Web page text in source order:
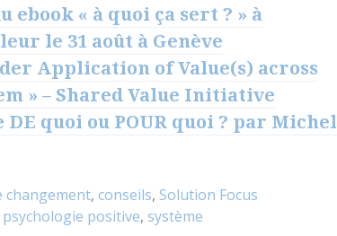
« à quoi ça sert ? » à
le 31 août à Genève
Application of Value(s) across
» – Shared Value Initiative
quoi ou POUR quoi ? par Michel
changement, conseils, Solution Focus
psychologie positive, système